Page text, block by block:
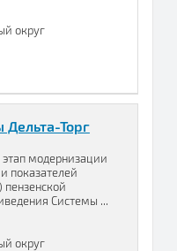
округ
Дельта-Торг
модернизации
показателей
пензенской
Системы ...
округ